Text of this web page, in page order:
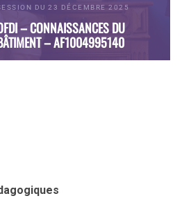
DU 23 DÉCEMBRE 2025
– CONNAISSANCES DU
– AF1004995140